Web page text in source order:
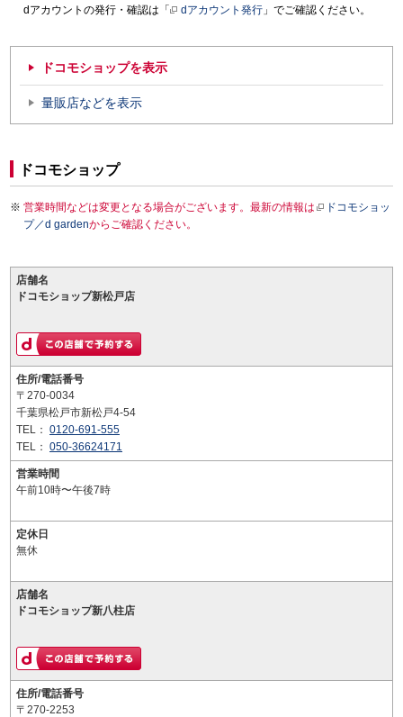
dアカウントの発行・確認は「
dアカウント発行 」でご確認ください。
ドコモショップを表示
量販店などを表示
ドコモショップ
営業時間などは変更となる場合がございます。最新の情報は
ドコモショッ
プ／d gardenからご確認ください。
店舗名
ドコモショップ新松戸店
住所/電話番号
〒270-0034
千葉県松戸市新松戸4-54
TEL： 0120-691-555
TEL： 050-36624171
営業時間
午前10時〜午後7時
定休日
無休
店舗名
ドコモショップ新八柱店
住所/電話番号
〒270-2253